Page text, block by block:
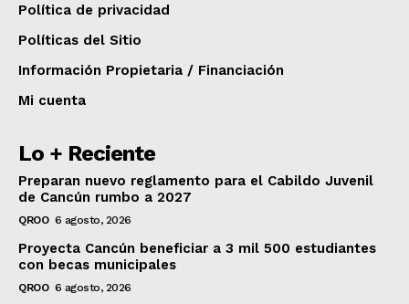
Política de privacidad
Políticas del Sitio
Información Propietaria / Financiación
Mi cuenta
Lo + Reciente
Preparan nuevo reglamento para el Cabildo Juvenil
de Cancún rumbo a 2027
QROO 6 agosto, 2026
Proyecta Cancún beneficiar a 3 mil 500 estudiantes
con becas municipales
QROO 6 agosto, 2026